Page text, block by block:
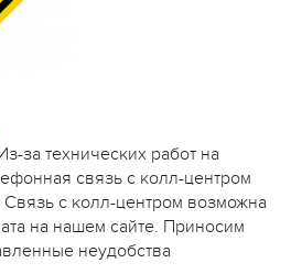
за технических работ на
связь с колл-центром
с колл-центром возможна
на нашем сайте. Приносим
неудобства